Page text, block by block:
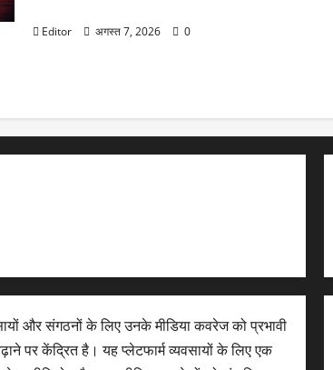
Editor अगस्त 7, 2026 0
और संगठनों के लिए उनके मीडिया कवरेज को प्रभावी
पर केंद्रित है। यह प्लेटफार्म व्यवसायों के लिए एक